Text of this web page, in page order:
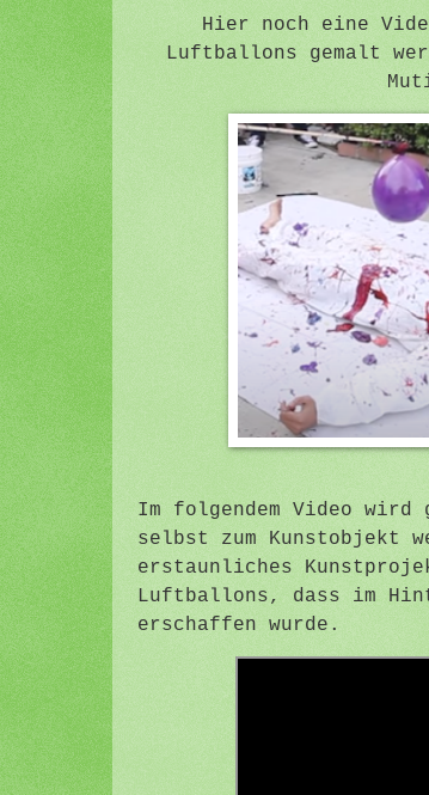
Hier noch eine
Luftballons gemalt
Im folgendem Video
selbst zum Kunstobjekt
erstaunliches
Luftballons, dass im
erschaffen wurde.